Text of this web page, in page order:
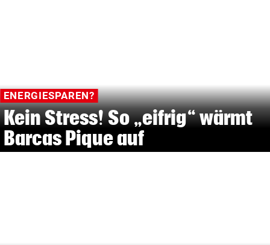
ENERGIESPAREN?
Kein Stress! So „eifrig“ wärmt
Barcas Pique auf